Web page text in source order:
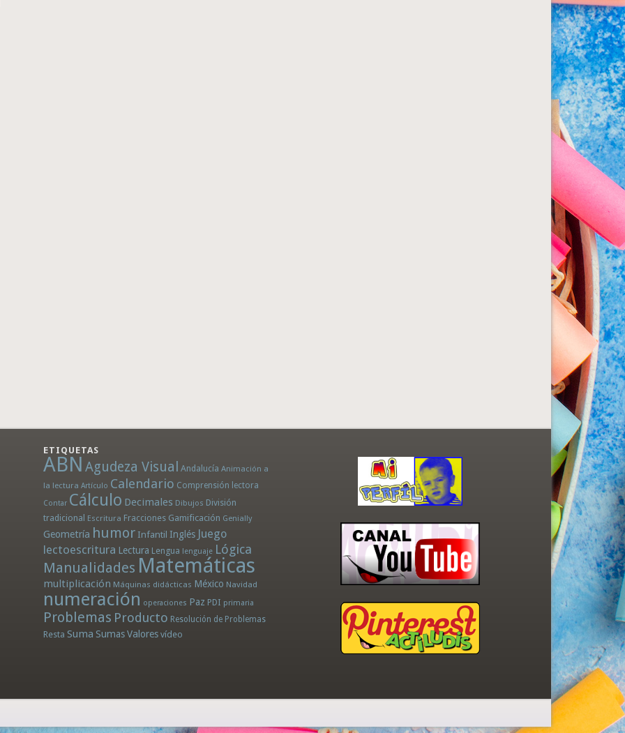
ETIQUETAS
ABN Agudeza Visual Andalucía Animación a
la lectura Artículo Calendario Comprensión lectora
Contar Cálculo Decimales Dibujos División
tradicional Escritura Fracciones Gamificación Genially
Geometría humor Infantil Inglés Juego
lectoescritura Lectura Lengua lenguaje Lógica
Manualidades Matemáticas
multiplicación Máquinas didácticas México Navidad
numeración operaciones Paz PDI primaria
Problemas Producto Resolución de Problemas
Resta Suma SumasValores vídeo